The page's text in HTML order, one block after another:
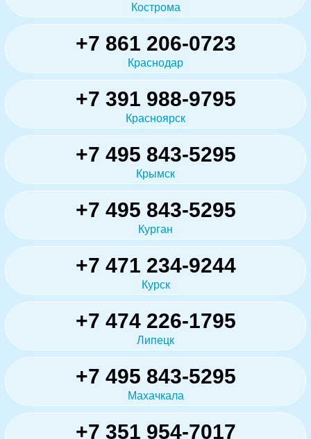
Кострома
+7 861 206-0723
Краснодар
+7 391 988-9795
Красноярск
+7 495 843-5295
Крымск
+7 495 843-5295
Курган
+7 471 234-9244
Курск
+7 474 226-1795
Липецк
+7 495 843-5295
Махачкала
+7 351 954-7017